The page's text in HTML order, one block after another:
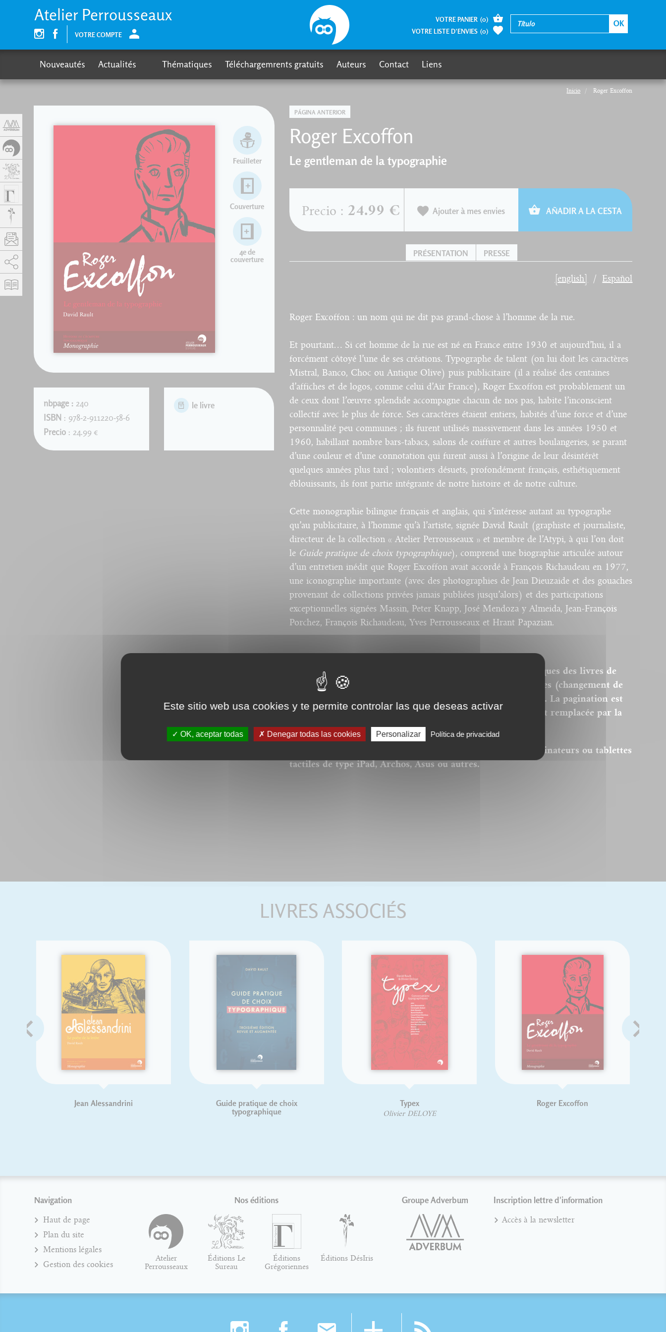
Inicio Roger Excoffon
PÁGINA ANTERIOR
Roger Excoffon
Le gentleman de la typographie
Feuilleter
Couverture
4e de
couverture
nbpage : 240
ISBN : 978-2-911220-58-6
Precio: 24.99 €
le livre
Precio : 24.99 € Ajouter à mes envies AÑADIR A LA CESTA
PRÉSENTATION PRESSE
[english] Español
Roger Excoffon : un nom qui ne dit pas grand-chose à l’homme de la rue.
Et pourtant… Si cet homme de la rue est né en France entre 1930 et aujourd’hui, il a
forcément côtoyé l’une de ses créations. Typographe de talent (on lui doit les caractères
Mistral, Banco, Choc ou Antique Olive) puis publicitaire (il a réalisé des centaines
d’affiches et de logos, comme celui d’Air France), Roger Excoffon est probablement un
de ceux dont l’œuvre splendide accompagne chacun de nos pas, habite l’inconscient
collectif avec le plus de force. Ses caractères étaient entiers, habités d’une force et d’une
personnalité peu communes ; ils furent utilisés massivement dans les années 1950 et
1960, habillant nombre bars-tabacs, salons de coiffure et autres boulangeries, se parant
d’une couleur et d’une connotation qui furent aussi à l’origine de leur désintérêt
quelques années plus tard ; volontiers désuets, profondément français, esthétiquement
éblouissants, ils font partie intégrante de notre histoire et de notre culture.
Cette monographie bilingue français et anglais, qui s’intéresse autant au typographe
qu’au publicitaire, à l’homme qu’à l’artiste, signée David Rault (graphiste et journaliste,
directeur de la collection « Atelier Perrousseaux » et membre de l’Atypi, à qui l’on doit
le Guide pratique de choix typographique), comprend une biographie articulée autour
d’un entretien inédit que Roger Excoffon avait accordé à François Richaudeau en 1977,
une iconographie importante (avec des photographies de Jean Dieuzaide et des gouaches
provenant de collections privées jamais publiées jusqu’alors) et des participations
exceptionnelles signées Massin, Peter Knapp, José Mendoza y Almeida, Jean-François
Porchez, François Richaudeau, Yves Perrousseaux et Hrant Papazian.
Nos ebooks sont des versions PDF homothétiques des livres de
nos catalogues. Ils ne sont donc pas modifiables (changement de
corps pour la police, modification des images). La pagination est
donc respectée et la première page du livre est remplacée par la
couverture.
Ce format peut être lu par le logiciel Acrobat © sur des ordinateurs ou tablettes
tactiles de type iPad, Archos, Asus ou autres.
LIVRES ASSOCIÉS
Jean Alessandrini
Guide pratique de choix
typographique
Olivier DELOYE
Roger Excoffon
Navigation
Haut de page
Plan du site
Mentions légales
Gestion des cookies
Nos éditions
Atelier
Perrousseaux
Éditions Le
Sureau
Éditions
Grégoriennes
Éditions DésIris
Groupe Adverbum Inscription lettre d'information
Accès à la newsletter
Atelier Perrousseaux
VOTRE COMPTE
VOTRE PANIER (0)
VOTRE LISTE D’ENVIES (0)
Nouveautés Actualités Thématiques Téléchargemrents gratuits Auteurs Contact Liens
AddThis está deshabilitado. Permitir
Panel de gestión de cookies
Este sitio web usa cookies y te permite controlar las que deseas activar
OK, aceptar todas Denegar todas las cookies Personalizar Política de privacidad